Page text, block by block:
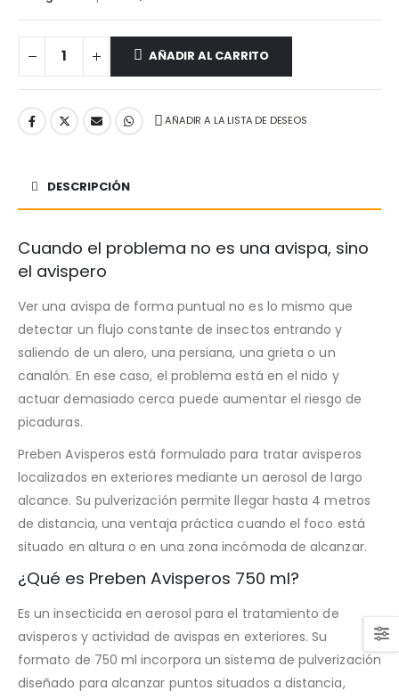
AÑADIR AL CARRITO
AÑADIR A LA LISTA DE DESEOS
DESCRIPCIÓN
Cuando el problema no es una avispa, sino
el avispero
Ver una avispa de forma puntual no es lo mismo que
detectar un flujo constante de insectos entrando y
saliendo de un alero, una persiana, una grieta o un
canalón. En ese caso, el problema está en el nido y
actuar demasiado cerca puede aumentar el riesgo de
picaduras.
Preben Avisperos está formulado para tratar avisperos
localizados en exteriores mediante un aerosol de largo
alcance. Su pulverización permite llegar hasta 4 metros
de distancia, una ventaja práctica cuando el foco está
situado en altura o en una zona incómoda de alcanzar.
¿Qué es Preben Avisperos 750 ml?
Es un insecticida en aerosol para el tratamiento de
avisperos y actividad de avispas en exteriores. Su
formato de 750 ml incorpora un sistema de pulverización
diseñado para alcanzar puntos situados a distancia,